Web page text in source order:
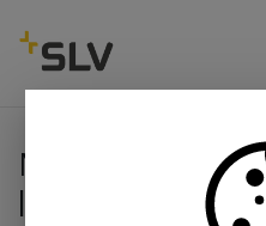
NUMINOS®
NUMINOS® CL
laevalgusti must /